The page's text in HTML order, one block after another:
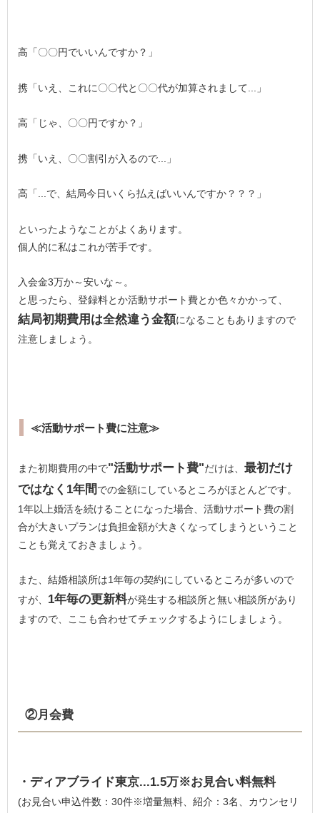
高「〇〇円でいいんですか？」
携「いえ、これに〇〇代と〇〇代が加算されまして...」
高「じゃ、〇〇円ですか？」
携「いえ、〇〇割引が入るので...」
高「...で、結局今日いくら払えばいいんですか？？？」
といったようなことがよくあります。
個人的に私はこれが苦手です。
入会金3万か～安いな～。
と思ったら、登録料とか活動サポート費とか色々かかって、
結局初期費用は全然違う金額になることもありますので
注意しましょう。
≪活動サポート費に注意≫
また初期費用の中で"活動サポート費"だけは、最初だけ
ではなく1年間での金額にしているところがほとんどです。
1年以上婚活を続けることになった場合、活動サポート費の割
合が大きいプランは負担金額が大きくなってしまうということ
ことも覚えておきましょう。
また、結婚相談所は1年毎の契約にしているところが多いので
すが、 1年毎の更新料が発生する相談所と無い相談所があり
ますので、ここも合わせてチェックするようにしましょう。
②月会費
・ディアブライド東京...1.5万※お見合い料無料
(お見合い申込件数：30件※増量無料、紹介：3名、カウンセリ